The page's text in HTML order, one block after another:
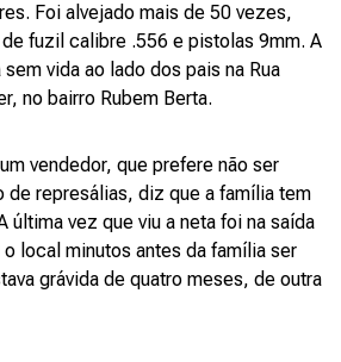
Foi alvejado mais de 50 vezes,
fuzil calibre .556 e pistolas 9mm. A
vida ao lado dos pais na Rua
no bairro Rubem Berta.
vendedor, que prefere não ser
represálias, diz que a família tem
última vez que viu a neta foi na saída
local minutos antes da família ser
grávida de quatro meses, de outra